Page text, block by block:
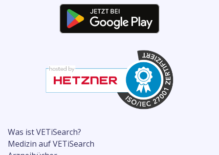
Was ist VETiSearch?
Medizin auf VETiSearch